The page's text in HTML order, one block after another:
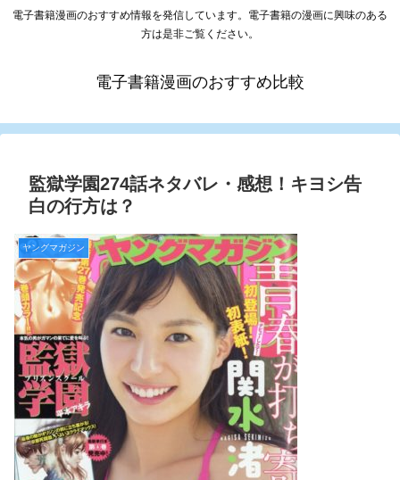
電子書籍漫画のおすすめ情報を発信しています。電子書籍の漫画に興味のある
方は是非ご覧ください。
電子書籍漫画のおすすめ比較
監獄学園274話ネタバレ・感想！キヨシ告
白の行方は？
ヤングマガジン